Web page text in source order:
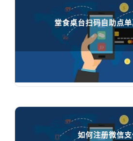
堂食桌台扫码自助点
堂食桌台扫码自助点单真人演示
如何注册微信